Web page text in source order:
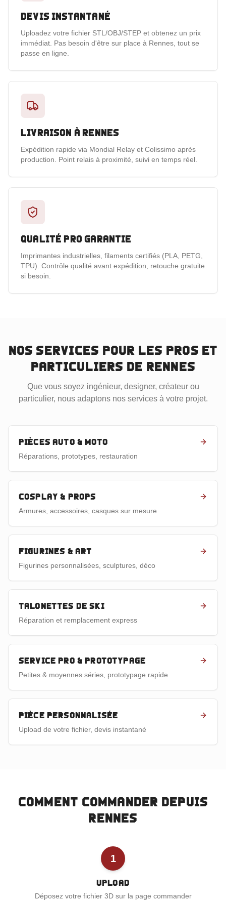
Devis instantané
Uploadez votre fichier STL/OBJ/STEP et obtenez un prix
immédiat. Pas besoin d'être sur place à Rennes, tout se
passe en ligne.
Livraison à Rennes
Expédition rapide via Mondial Relay et Colissimo après
production. Point relais à proximité, suivi en temps réel.
Qualité pro garantie
Imprimantes industrielles, filaments certifiés (PLA, PETG,
TPU). Contrôle qualité avant expédition, retouche gratuite
si besoin.
Nos services pour les pros et
particuliers de Rennes
Que vous soyez ingénieur, designer, créateur ou
particulier, nous adaptons nos services à votre projet.
Pièces auto & moto
Réparations, prototypes, restauration
Cosplay & props
Armures, accessoires, casques sur mesure
Figurines & art
Figurines personnalisées, sculptures, déco
Talonettes de ski
Réparation et remplacement express
Service pro & prototypage
Petites & moyennes séries, prototypage rapide
Pièce personnalisée
Upload de votre fichier, devis instantané
Comment commander depuis
Rennes
1
Upload
Déposez votre fichier 3D sur la page commander